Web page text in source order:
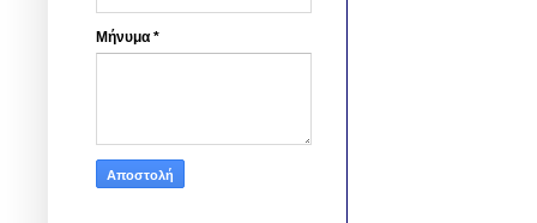
Μήνυμα *